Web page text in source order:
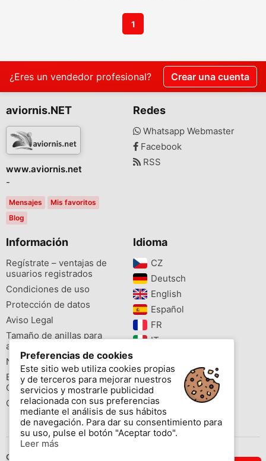
1
¿Eres un vendedor profesional? Crear una cuenta
aviornis.NET
www.aviornis.net
-
Mensajes
Mis favoritos
Blog
Redes
Whatsapp Webmaster
Facebook
RSS
Información
Regístrate – ventajas de
usuarios registrados
Condiciones de uso
Protección de datos
Aviso Legal
Tamaño de anillas para
aves
Newsletter
Buscador de especies
Cites
Colores de las anillas
Idioma
CZ‎
Deutsch‎
English‎
Español‎
FR‎
IT‎
PL‎
PT‎
Preferencias de cookies
Este sitio web utiliza cookies propias
y de terceros para mejorar nuestros
servicios y mostrarle publicidad
relacionada con sus preferencias
mediante el análisis de sus hábitos
de navegación. Para dar su consentimiento para
su uso, pulse el botón "Aceptar todo".
Leer más
Contáctenos